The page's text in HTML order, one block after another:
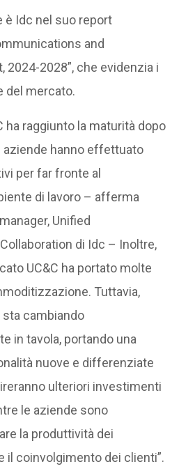
Idc nel suo report
and
2024-2028”, che evidenzia i
del mercato.
ha raggiunto la maturità dopo
aziende hanno effettuato
per far fronte al
di lavoro – afferma
Unified
di Idc – Inoltre,
UC&C ha portato molte
Tuttavia,
sta cambiando
in tavola, portando una
nuove e differenziate
ulteriori investimenti
le aziende sono
la produttività dei
il coinvolgimento dei clienti”.